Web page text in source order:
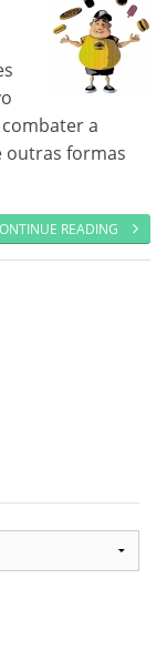
a
outras formas
READING